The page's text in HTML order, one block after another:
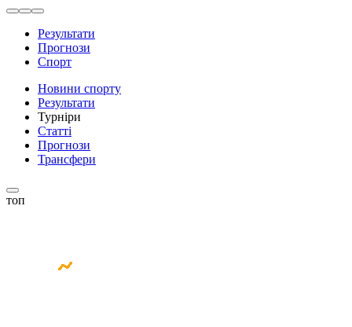
Результати
Прогнози
Спорт
Новини спорту
Результати
Турніри
Статті
Прогнози
Трансфери
топ